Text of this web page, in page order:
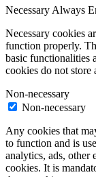
Necessary Always
Necessary cookies
function properly.
basic functionalities
cookies do not store
Non-necessary
Non-necessary
Any cookies that
to function and is
analytics, ads, other
cookies. It is